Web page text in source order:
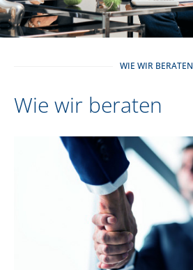
WIE WIR BERATEN
Wie wir beraten